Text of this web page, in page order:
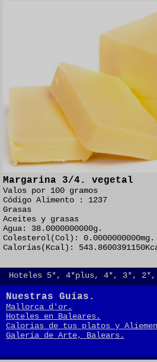
Margarina 3/4. vegetal
Valos por 100 gramos
Código Alimento : 1237
Grasas
Aceites y grasas
Agua: 38.0000000000g.
Colesterol(Col): 0.0000000000mg.
Calorías(Kcal):
Hoteles 5*, 4*plus, 4*, 3*, 2*,
Nuestras Guías.
Mallorca d'or.
Hoteles en Baleares.
Calorias de tus platos y
Galeria de Arte, Balears.